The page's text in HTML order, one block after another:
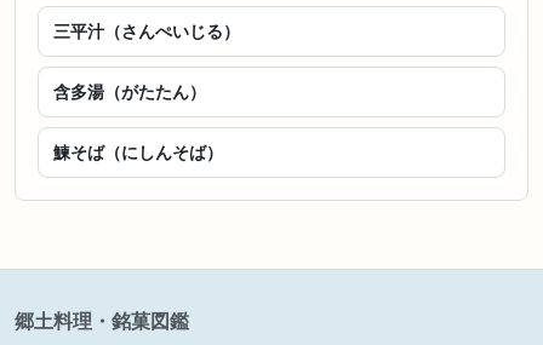
三平汁（さんぺいじる）
含多湯（がたたん）
鰊そば（にしんそば）
郷土料理・銘菓図鑑